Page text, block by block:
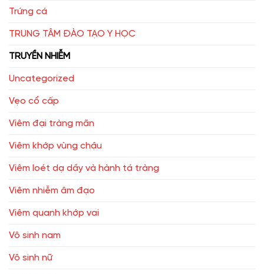
Trứng cá
TRUNG TÂM ĐÀO TẠO Y HỌC
TRUYỀN NHIỄM
Uncategorized
Vẹo cổ cấp
Viêm đại tràng mãn
Viêm khớp vùng chậu
Viêm loét dạ dầy và hành tá tràng
Viêm nhiễm âm đạo
Viêm quanh khớp vai
Vô sinh nam
Vô sinh nữ